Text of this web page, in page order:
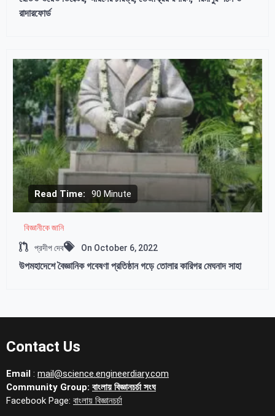
রাদারফোর্ড
Read Time: 90 Minute
বিজ্ঞানীকে জানি
প্রদীপ দেব On October 6, 2022
উপমহাদেশে বৈজ্ঞানিক গবেষণা প্রতিষ্ঠান গড়ে তোলার কারিগর মেঘনাদ সাহা
Contact Us
Email : mail@science.engineerdiary.com
Community Group: বাংলায় বিজ্ঞানচর্চা সংঘ
Facebook Page: বাংলায় বিজ্ঞানচর্চা